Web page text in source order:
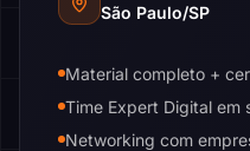
São Paulo/SP
Material completo +
Time Expert Digital em
Networking com